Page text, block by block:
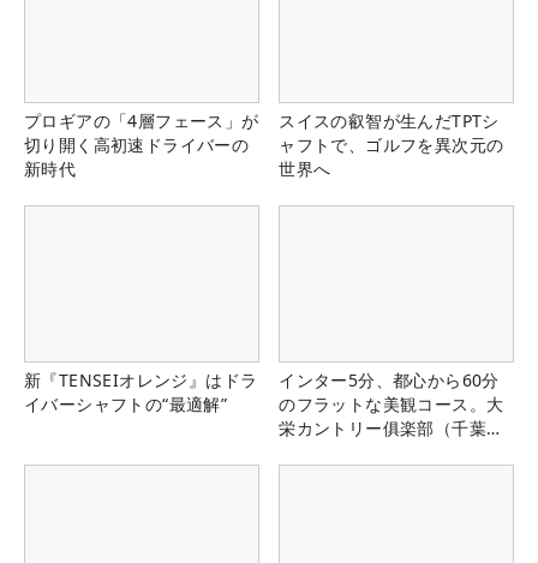
プロギアの「4層フェース」が
切り開く高初速ドライバーの
新時代
スイスの叡智が生んだTPTシ
ャフトで、ゴルフを異次元の
世界へ
新『TENSEIオレンジ』はドラ
イバーシャフトの“最適解”
インター5分、都心から60分
のフラットな美観コース。大
栄カントリー俱楽部（千葉